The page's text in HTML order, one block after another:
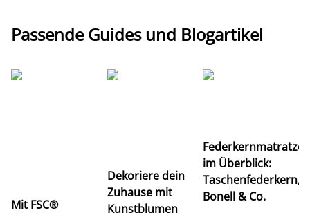
Passende Guides und Blogartikel
Mit FSC®
Dekoriere dein
Zuhause mit
Kunstblumen
im Überblick:
Taschenfederkern,
Bonell & Co.